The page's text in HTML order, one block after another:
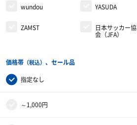
wundou YASUDA
ZAMST
日本サッカー協
会（JFA）
価格帯 （税込） 、セール品
指定なし
～1,000円